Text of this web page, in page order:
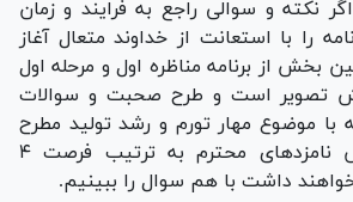
نکته و سوالی راجع به فرایند و زمان
را با استعانت از خداوند متعال آغاز
بخش از برنامه مناظره اول و مرحله اول
تصویر است و طرح صحبت و سوالات
با موضوع مهار تورم و رشد تولید مطرح
خواهد شد و سپس نامزد‌های محترم به ترتیب فرصت ۴
داشت با هم سوال را ببینیم.